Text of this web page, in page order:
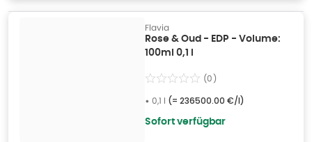
Flavia
Rose & Oud - EDP - Volume:
100ml 0,1 l
(0)
• 0,1 l (= 236500.00 €/l)
Sofort verfügbar